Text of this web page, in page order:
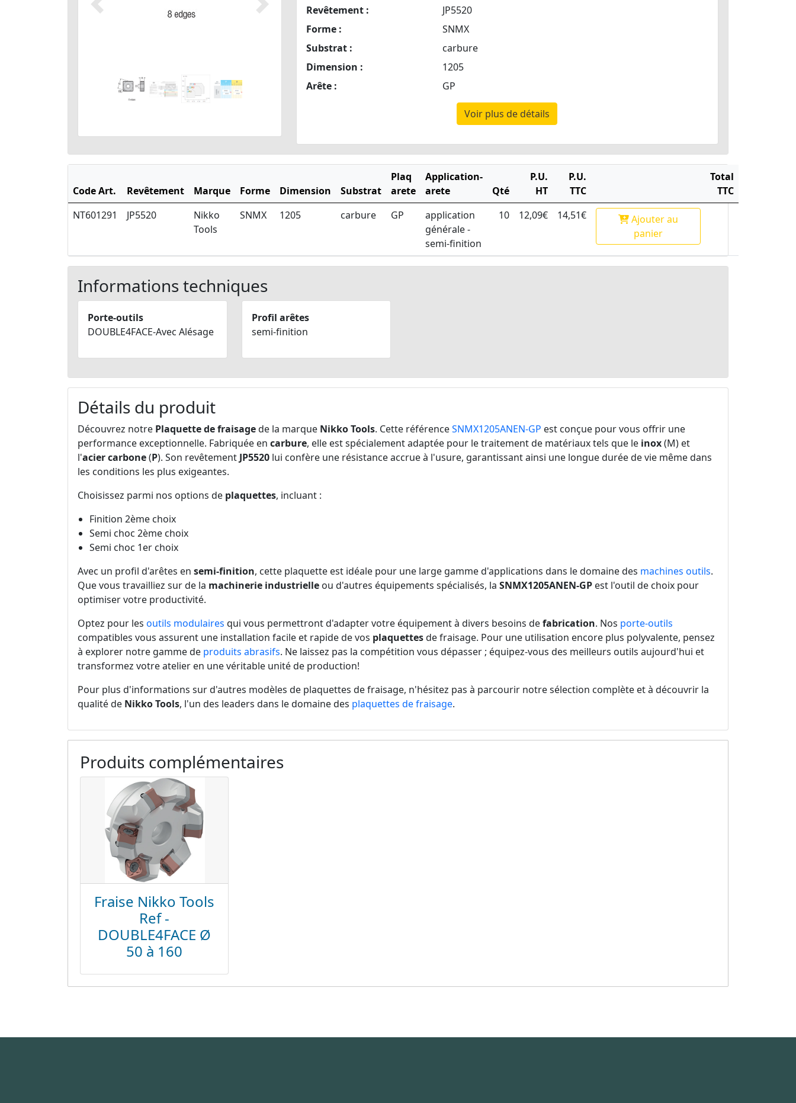
Précédent Suivant Revêtement :
JP5520
Forme :
SNMX
Substrat :
carbure
Dimension :
1205
Arête :
GP
Voir plus de détails
Code Art. Revêtement Marque Forme Dimension Substrat
Plaq
arete
Application-
arete
Qté
P.U.
HT
P.U.
TTC
Total
TTC
NT601291
JP5520
Nikko
Tools
SNMX 1205 carbure GP
application
générale -
semi-finition
10 12,09€ 14,51€ Ajouterau
panier
Informations techniques
Porte-outils
DOUBLE4FACE-Avec Alésage
Profil arêtes
semi-finition
Détails du produit
Découvrez notre Plaquette de fraisagede la marque Nikko Tools. Cette référenceSNMX1205ANEN-GP est conçue pour vous offrir une
performance exceptionnelle. Fabriquée en carbure, elle est spécialement adaptée pour le traitement de matériaux tels que le inox(M) et
l'acier carbone(P). Son revêtement JP5520 lui confère une résistance accrue à l'usure, garantissant ainsi une longue durée de vie même dans
les conditions les plus exigeantes.
Choisissez parmi nos options de plaquettes, incluant :
Finition 2ème choix
Semi choc 2ème choix
Semi choc 1er choix
Avec un profil d'arêtes en semi-finition, cette plaquette est idéale pour une large gamme d'applications dans le domaine des machines outils.
Que vous travailliez sur de la machinerie industrielle ou d'autres équipements spécialisés, la SNMX1205ANEN-GP est l'outil de choix pour
optimiser votre productivité.
Optez pour les outils modulaires qui vous permettront d'adapter votre équipement à divers besoins defabrication. Nos porte-outils
compatibles vous assurent une installation facile et rapide de vos plaquettesde fraisage. Pour une utilisation encore plus polyvalente, pensez
à explorer notre gamme de produits abrasifs. Ne laissez pas la compétition vous dépasser ; équipez-vous des meilleurs outils aujourd'hui et
transformez votre atelier en une véritable unité de production!
Pour plus d'informations sur d'autres modèles de plaquettes de fraisage, n'hésitez pas à parcourir notre sélection complète et à découvrir la
qualité de Nikko Tools, l'un des leaders dans le domaine des plaquettes de fraisage.
Produits complémentaires
Fraise Nikko Tools
Ref -
DOUBLE4FACE Ø
50 à 160